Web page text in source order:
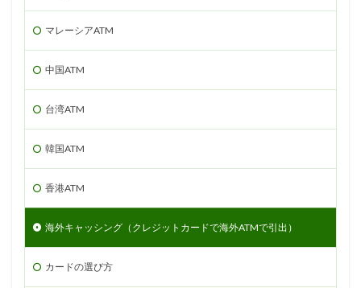
マレーシアATM
中国ATM
台湾ATM
韓国ATM
香港ATM
海外キャッシング（クレジットカードで海外ATMで引出）
カードの選び方